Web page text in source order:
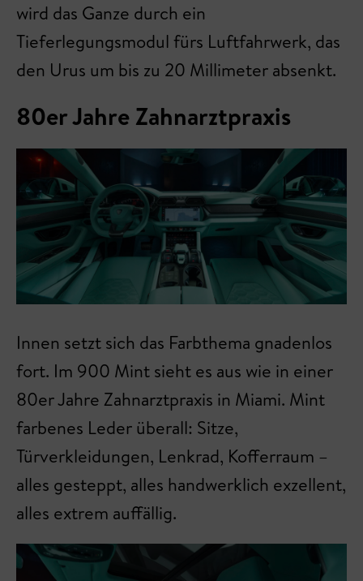
wird das Ganze durch ein
Tieferlegungsmodul fürs Luftfahrwerk, das
den Urus um bis zu 20 Millimeter absenkt.
80er Jahre Zahnarztpraxis
Innen setzt sich das Farbthema gnadenlos
fort. Im 900 Mint sieht es aus wie in einer
80er Jahre Zahnarztpraxis in Miami. Mint
farbenes Leder überall: Sitze,
Türverkleidungen, Lenkrad, Kofferraum –
alles gesteppt, alles handwerklich exzellent,
alles extrem auffällig.